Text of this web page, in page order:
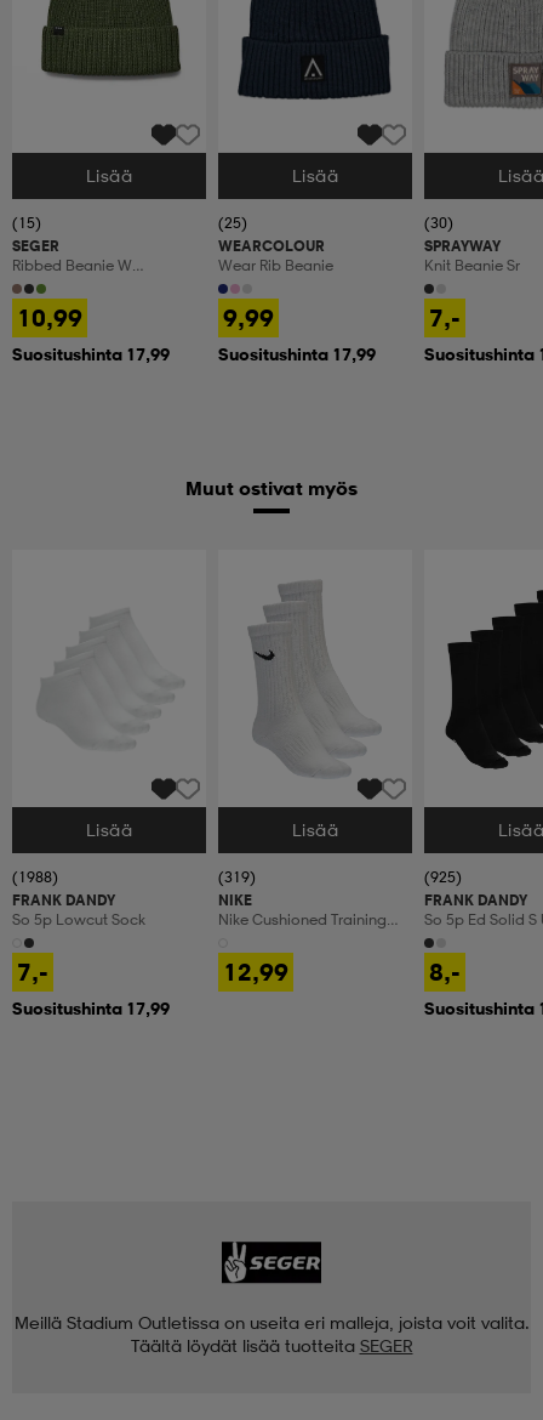
Valitse Koko
Lisää
(15)
SEGER
Ribbed Beanie W
Embrodery Sr
10,99
Suositushinta 17,99
Valitse Koko
Lisää
(25)
WEARCOLOUR
Wear Rib Beanie
9,99
Suositushinta 17,99
Valitse Koko
(30)
SPRAYWAY
Knit Beanie Sr
7,-
Suositushinta
Muut ostivat myös
Valitse Koko
Lisää
(1988)
FRANK DANDY
So 5p Lowcut Sock
7,-
Suositushinta 17,99
Valitse Koko
Lisää
(319)
NIKE
Nike Cushioned Training
12,99
Valitse Koko
(925)
FRANK DANDY
So 5p Ed Solid S
8,-
Suositushinta
Meillä Stadium Outletissa on useita eri malleja, joista voit valita.
Täältä löydät lisää tuotteita SEGER